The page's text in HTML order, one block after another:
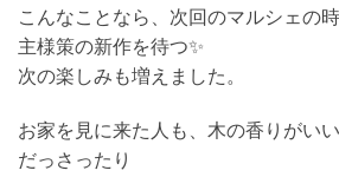
こんなことなら、次回のマルシェの
主様策の新作を待つ✨
次の楽しみも増えました。
お家を見に来た人も、木の香りがい
だっさったり